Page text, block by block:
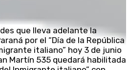
que lleva adelante la
por el “Día de la República
italiano” hoy 3 de junio
Martín 535 quedará habilitada